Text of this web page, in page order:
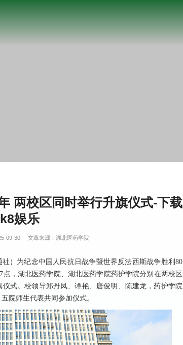
两校区同时举行升旗仪式-下载
娱乐
09-30 文章来源：湖北医药学院
）为纪念中国人民抗日战争暨世界反法西斯战争胜利80
，湖北医药学院、湖北医药学院药护学院分别在两校区
式。校领导郑丹凤、谭艳、唐俊明、陈建龙，药护学院
院师生代表共同参加仪式。